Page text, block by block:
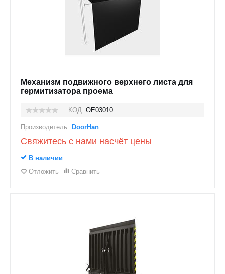
Механизм подвижного верхнего листа для
гермитизатора проема
КОД: OE03010
Производитель: DoorHan
Свяжитесь с нами насчёт цены
В наличии
Отложить
Сравнить